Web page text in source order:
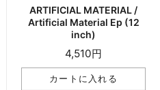
ARTIFICIAL MATERIAL /
Artificial Material Ep (12
inch)
4,510円